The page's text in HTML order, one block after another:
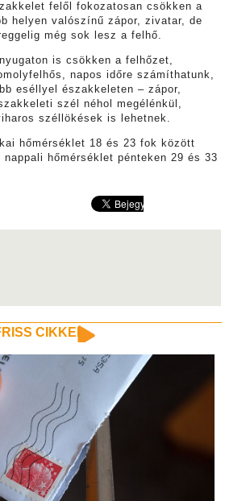
felől fokozatosan csökken a
helyen valószínű zápor, zivatar, de
még sok lesz a felhő.
is csökken a felhőzet,
napos időre számíthatunk,
eséllyel északkeleten – zápor,
szél néhol megélénkül,
széllökések is lehetnek.
hőmérséklet 18 és 23 fok között
nappali hőmérséklet pénteken 29 és 33
CIKKEI